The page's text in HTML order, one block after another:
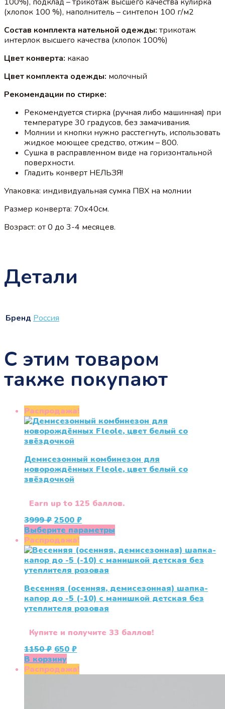
(хлопок 100 %), наполнитель – синтепон 100 г/м2
Состав комплекта нательной одежды: трикотаж
интерлок высшего качества (хлопок 100%)
Цвет конверта: какао
Цвет комплекта одежды: молочный
Рекомендации по стирке:
Рекомендуется стирка (ручная либо машинная) при
температуре 30 градусов, без замачивания.
Молнии и кнопки нужно расстегнуть, использовать
жидкое моющее средство, отжим – 800.
Сушка в расправленном виде на горизонтальной
поверхности.
Гладить конверт НЕЛЬЗЯ!
Упаковка: индивидуальная сумка ПВХ на молнии
Размер конверта: 70х40см.
Возраст: от 0 до 3-4 месяцев.
Детали
Бренд Россия
С этим товаром
также покупают
Распродажа!
Демисезонный комбинезон для
новорождённых Fleole, цвет белый со
звёздочкой
Earn up to 125 баллов.
3999₽ Первоначальная
цена
составляла
3999 ₽.
2500₽Текущая
цена:
Выберите параметры
имеет
несколько
можно
выбрать
товара.
Распродажа!
Весенняя (осенняя, демисезонная) шапка-
капор до -5 (-10) с манишкой детская без
утеплителя розовая
Купите и получите 33 баллов!
1150₽ Первоначальная
цена
составляла
650₽Текущая
650 ₽.
В корзину
Распродажа!